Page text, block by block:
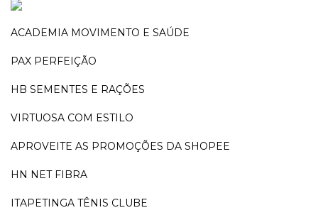
ACADEMIA MOVIMENTO E SAÚDE
PAX PERFEIÇÃO
HB SEMENTES E RAÇÕES
VIRTUOSA COM ESTILO
APROVEITE AS PROMOÇÕES DA SHOPEE
HN NET FIBRA
ITAPETINGA TÊNIS CLUBE